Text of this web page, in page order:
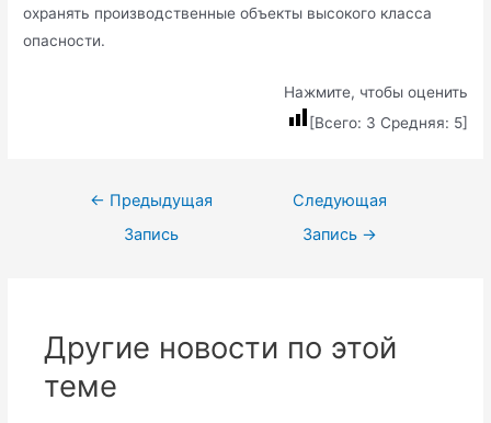
охранять производственные объекты высокого класса
опасности.
Нажмите, чтобы оценить
[Всего: 3 Средняя: 5]
Навигация
← Предыдущая
Запись
Следующая
Запись →
Другие новости по этой
теме